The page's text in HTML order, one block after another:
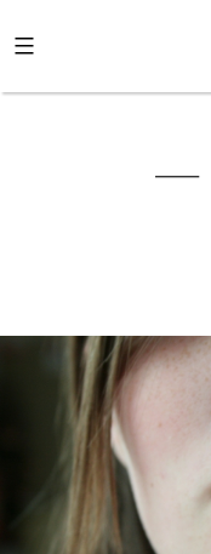
to
content
——